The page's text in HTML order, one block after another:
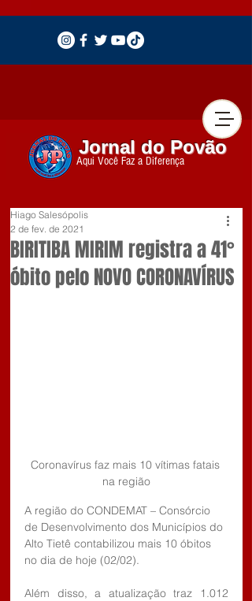
Jornal do Povão
Aqui Você Faz a Diferença
BIRITIBA MIRIM registra a 41°
óbito pelo NOVO CORONAVÍRUS
Hiago Salesópolis
2 de fev. de 2021
Coronavírus faz mais 10 vítimas fatais
na região
A região do CONDEMAT – Consórcio
de Desenvolvimento dos Municípios do
Alto Tietê contabilizou mais 10 óbitos
no dia de hoje (02/02).
Além disso, a atualização traz 1.012